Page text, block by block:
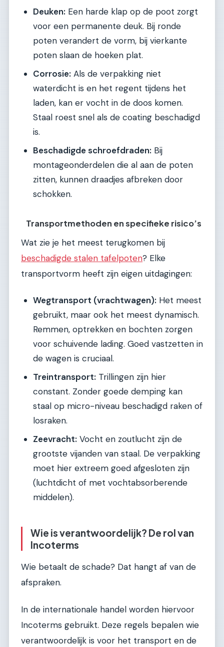
Deuken: Een harde klap op de poot zorgt
voor een permanente deuk. Bij ronde
poten verandert de vorm, bij vierkante
poten slaan de hoeken plat.
Corrosie: Als de verpakking niet
waterdicht is en het regent tijdens het
laden, kan er vocht in de doos komen.
Staal roest snel als de coating beschadigd
is.
Beschadigde schroefdraden: Bij
montageonderdelen die al aan de poten
zitten, kunnen draadjes afbreken door
schokken.
Transportmethoden en specifieke risico’s
Wat zie je het meest terugkomen bij
beschadigde stalen tafelpoten? Elke
transportvorm heeft zijn eigen uitdagingen:
Wegtransport (vrachtwagen): Het meest
gebruikt, maar ook het meest dynamisch.
Remmen, optrekken en bochten zorgen
voor schuivende lading. Goed vastzetten in
de wagen is cruciaal.
Treintransport: Trillingen zijn hier
constant. Zonder goede demping kan
staal op micro-niveau beschadigd raken of
losraken.
Zeevracht: Vocht en zoutlucht zijn de
grootste vijanden van staal. De verpakking
moet hier extreem goed afgesloten zijn
(luchtdicht of met vochtabsorberende
middelen).
Wie is verantwoordelijk? De rol van
Incoterms
Wie betaalt de schade? Dat hangt af van de
afspraken.
In de internationale handel worden hiervoor
Incoterms gebruikt. Deze regels bepalen wie
verantwoordelijk is voor het transport en de